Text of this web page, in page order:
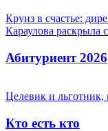
Круиз в счастье:
Караулова раскрыла
Абитуриент 2026
Целевик и льготник,
Кто есть кто